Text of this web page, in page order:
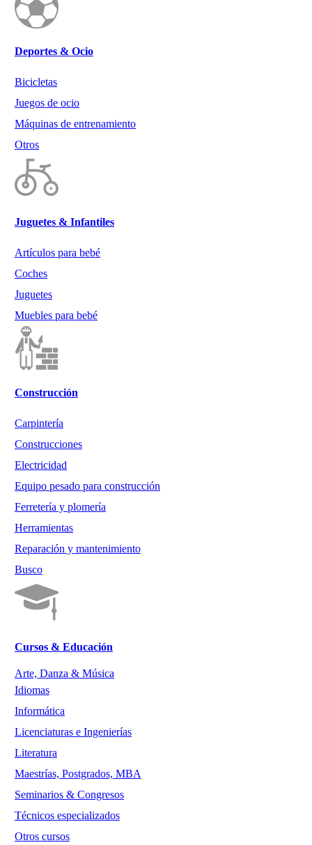
Deportes & Ocio
Bicicletas
Juegos de ocio
Máquinas de entrenamiento
Otros
Juguetes & Infantiles
Artículos para bebé
Coches
Juguetes
Muebles para bebé
Construcción
Carpintería
Construcciones
Electricidad
Equipo pesado para construcción
Ferretería y plomería
Herramientas
Reparación y mantenimiento
Busco
Cursos & Educación
Arte, Danza & Música
Idiomas
Informática
Licenciaturas e Ingenierías
Literatura
Maestrías, Postgrados, MBA
Seminarios & Congresos
Técnicos especializados
Otros cursos